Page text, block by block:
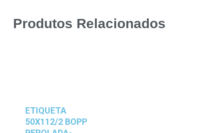
Produtos Relacionados
ETIQUETA
50X112/2 BOPP